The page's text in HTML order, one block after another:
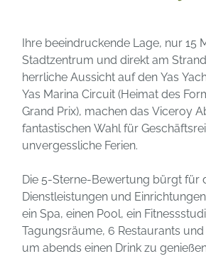
Ihre beeindruckende Lage, nur 15
Stadtzentrum und direkt am
herrliche Aussicht auf den Yas
Yas Marina Circuit (Heimat des
Grand Prix), machen das Viceroy
fantastischen Wahl für
unvergessliche Ferien.
Die 5-Sterne-Bewertung bürgt für
Dienstleistungen und
ein Spa, einen Pool, ein
Tagungsräume, 6 Restaurants
um abends einen Drink zu